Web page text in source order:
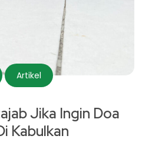
Artikel
Jika Ingin Doa
Kabulkan